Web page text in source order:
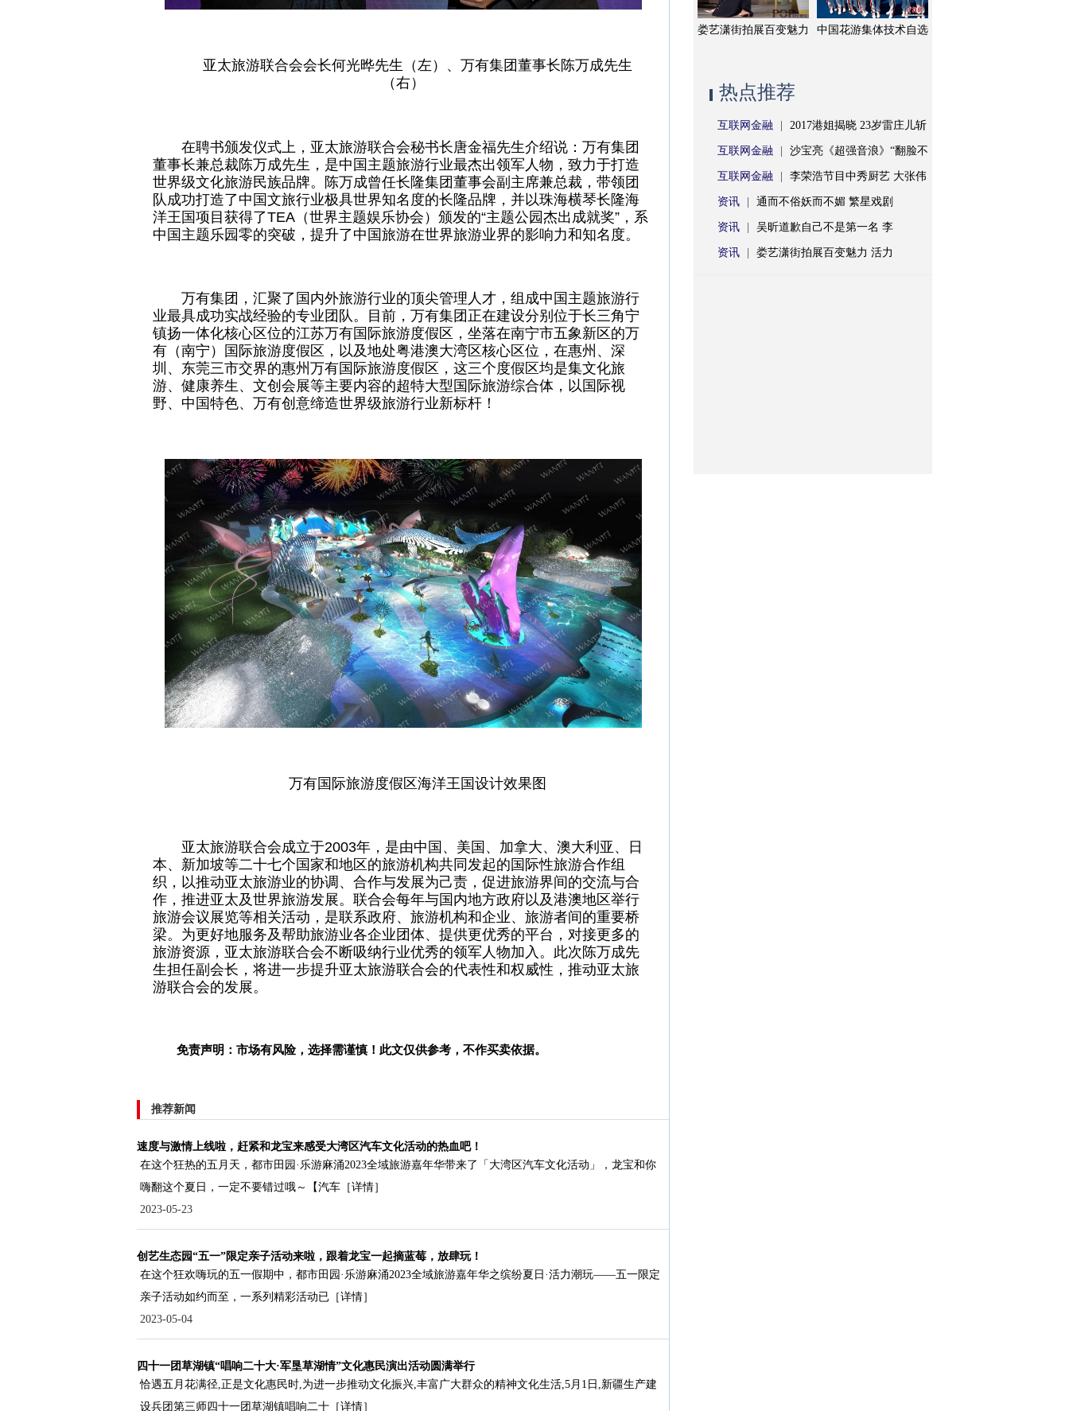
亚太旅游联合会会长何光晔先生（左）、万有集团董事长陈万成先生
（右）
在聘书颁发仪式上，亚太旅游联合会秘书长唐金福先生介绍说：万有集团
董事长兼总裁陈万成先生，是中国主题旅游行业最杰出领军人物，致力于打造
世界级文化旅游民族品牌。陈万成曾任长隆集团董事会副 主席兼总裁，带领团
队成功打造了中国文旅行业极具世界知名度的长隆品牌，并以珠海横琴长隆海
洋王国项目获得了TEA（世界主题娱乐协会 ）颁发的“主题公园杰出成就奖”，系
中国主题乐园零的突破，提升了中国旅游在世界旅游业界的影响力和知名度。
万有集团，汇聚了国内外旅游行业的顶尖管理人才，组成中国主题旅游行
业最具成功实战经验的专业团队。目前，万有集团正在建设分别位于长三角宁
镇扬一体化核心区位的江苏万有国际旅游度假区，坐落在南宁市五象新区的万
有（南宁）国际旅游度假区，以及地处粤港澳大湾区核心区位，在惠州、深
圳、东莞三市交界的惠州万有国际旅游度假区，这三个度假区均是集文化旅
游、健康养生、文创会展等主要内容的超特大型国际旅游综合体，以国际视
野、中国特色、万有创意缔造世界级旅游行业新标杆！
万有国际旅游度假区海洋王国设计效果图
亚太旅游联合会成立于2003年，是由中国、美国、加拿大、澳大利亚、日
本、新加坡等二十七个 国家和地区的旅游机构共同发起的国际性旅游合作组
织，以推动亚太旅游业的协调、合作与发展为己责，促进旅游界间的交流与合
作，推进亚太及世界旅游发展。联合会每年与国内地方政府以及港澳地区举行
旅游会议展览等相关活动，是联系政府、旅游机构和企业、旅游者间的重要桥
梁。为更好地服务及帮助旅游业各企业团体、提供更优秀的平台，对接更多的
旅游资源，亚太旅游联合会不断吸纳行业优秀的领军人物加入。此次陈万成先
生担任副 会长 ，将进一步提升亚太旅游联合会的代表性和权威性 ，推动亚太旅
游联合会的发展。
免责声明：市场有风险，选择需谨慎！此文仅供参考，不作买卖依据。
推荐新闻
速度与激情上线啦，赶紧和龙宝来感受大湾区汽车文化活动的热血吧！
在这个狂热的五月天，都市田园·乐游麻涌2023全域旅游嘉年华带来了「大湾区汽车文化活动」，龙宝和你
嗨翻这个夏日，一定不要错过哦～【汽车 ［详情］
2023-05-23
创艺生态园“五一”限定亲子活动来啦，跟着龙宝一起摘蓝莓，放肆玩！
在这个狂欢嗨玩的五一假期中，都市田园·乐游麻涌2023全域旅游嘉年华之缤纷夏日·活力潮玩——五一限定
亲子活动如约而至，一系列精彩活动已 ［详情］
2023-05-04
四十一团草湖镇“唱响二十大·军垦草湖情”文化惠民演出活动圆满举行
恰遇五月花满径,正是文化惠民时,为进一步推动文化振兴,丰富广大群众的精神文化生活,5月1日,新疆生产建
设兵团第三师四十一团草湖镇唱响二十 ［详情］
娄艺潇街拍展百变魅力 中国花游集体技术自选
热点推荐
互联网金融 2017港姐揭晓 23岁雷庄儿斩
互联网金融 沙宝亮《超强音浪》“翻脸不
互联网金融 李荣浩节目中秀厨艺 大张伟
资讯 通而不俗妖而不媚 繁星戏剧
资讯 吴昕道歉自己不是第一名 李
资讯 娄艺潇街拍展百变魅力 活力